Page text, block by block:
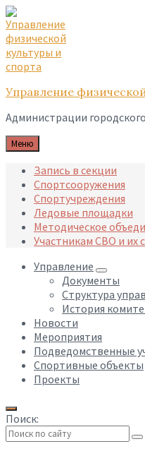
Skip
to
content
Skip
to
main
navigation
Skip
to
footer
Управление
Администрации
Меню
Запись в секции
Спортсооружения
Спортучреждения
Ледовые площадки
Методическое
Участникам СВО и их
Управление
Документы
Структура
История
Новости
Мероприятия
Подведомственные
Спортивные объекты
Проекты
Поиск: